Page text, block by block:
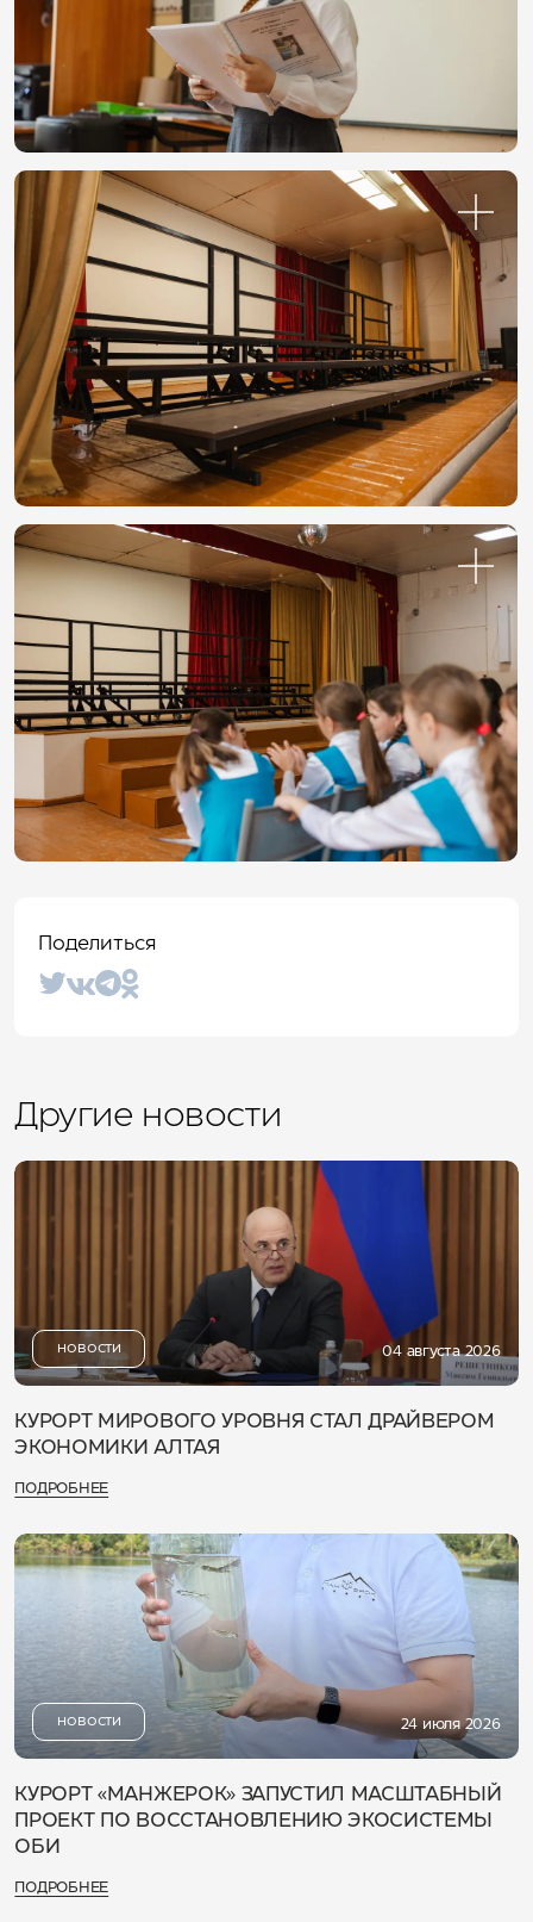
Поделиться
Другие новости
НОВОСТИ 04 августа 2026
КУРОРТ МИРОВОГО УРОВНЯ СТАЛ ДРАЙВЕРОМ
ЭКОНОМИКИ АЛТАЯ
ПОДРОБНЕЕ
НОВОСТИ 24 июля 2026
КУРОРТ «МАНЖЕРОК» ЗАПУСТИЛ МАСШТАБНЫЙ
ПРОЕКТ ПО ВОССТАНОВЛЕНИЮ ЭКОСИСТЕМЫ
ОБИ
ПОДРОБНЕЕ